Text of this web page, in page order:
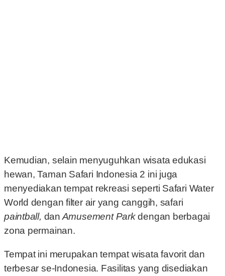
Kemudian, selain menyuguhkan wisata edukasi
hewan, Taman Safari Indonesia 2 ini juga
menyediakan tempat rekreasi seperti Safari Water
World dengan filter air yang canggih, safari
paintball, dan Amusement Parkdengan berbagai
zona permainan.
Tempat ini merupakan tempat wisata favorit dan
terbesar se-Indonesia. Fasilitas yang disediakan